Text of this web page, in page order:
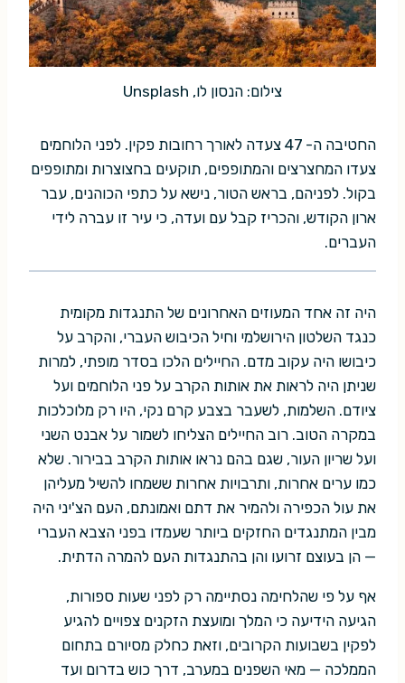
צילום: הנסון לו, Unsplash
החטיבה ה- 47 צעדה לאורך רחובות פקין. לפני הלוחמים
צעדו המחצרצים והמתופפים, תוקעים בחצוצרות ומתופפים
בקול. לפניהם, בראש הטור, נישא על כתפי הכוהנים, עבר
ארון הקודש, והכריז קבל עם ועדה, כי עיר זו עברה לידי
העברים.
היה זה אחד המעוזים האחרונים של התנגדות מקומית
כנגד השלטון הירושלמי וחיל הכיבוש העברי, והקרב על
כיבושו היה עקוב מדם. החיילים הלכו בסדר מופתי, למרות
שניתן היה לראות את אותות הקרב על פני הלוחמים ועל
ציודם. השלמות, לשעבר בצבע קרם נקי, היו רק מלוכלכות
במקרה הטוב. רוב החיילים הצליחו לשמור על אבנט השני
ועל שריון העור, שגם בהם נראו אותות הקרב בבירור. שלא
כמו ערים אחרות, ותרבויות אחרות ששמחו להשיל מעליהן
את עול הכפירה ולהמיר את דתם ואמונתם, העם הצ'יני היה
מבין המתנגדים החזקים ביותר שעמדו בפני הצבא העברי
— הן בעוצם זרועו והן בהתנגדות העם להמרה הדתית.
אף על פי שהלחימה נסתיימה רק לפני שעות ספורות,
הגיעה הידיעה כי המלך ומועצת הזקנים צפויים להגיע
לפקין בשבועות הקרובים, וזאת כחלק מסיורם בתחום
הממלכה — מאי השפנים במערב, דרך כוש בדרום ועד